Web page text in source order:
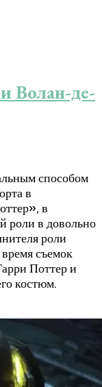
Волан-де-
способом
в
в
роли в довольно
роли
съемок
Поттер и
костюм.